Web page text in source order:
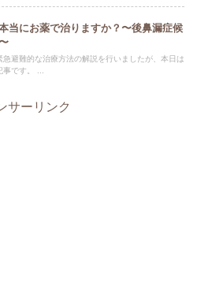
当にお薬で治りますか？〜後鼻漏症候
急避難的な治療方法の解説を行いましたが、本日は
です。 ...
サーリンク